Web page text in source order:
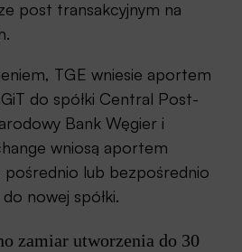
post transakcyjnym na
TGE wniesie aportem
do spółki Central Post-
Bank Węgier i
wniosą aportem
pośrednio lub bezpośrednio
nowej spółki.
zamiar utworzenia do 30